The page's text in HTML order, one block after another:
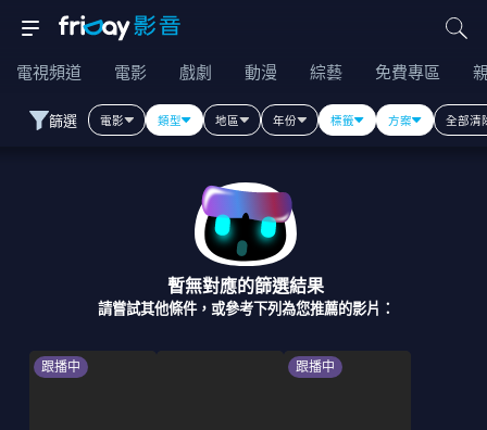
電視頻道 電影 戲劇 動漫 綜藝 免費專區
篩選 電影 類型 地區 年份 標籤 方案 全部清
暫無對應的篩選結果
請嘗試其他條件，或參考下列為您推薦的影片：
跟播中 跟播中